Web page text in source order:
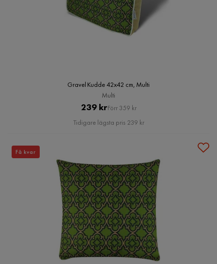
Gravel Kudde 42x42 cm, Multi
Multi
Pris
239 krOriginal
Pris
Förr 359 kr
Tidigare lägsta pris 239 kr
Få kvar